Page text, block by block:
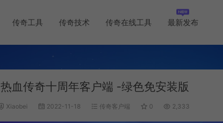
传奇工具 传奇技术 传奇在线工具 最新发布
热血传奇十周年客户端 -绿色免安装版
Xiaobei 2022-11-18 传奇客户端 0 2,333